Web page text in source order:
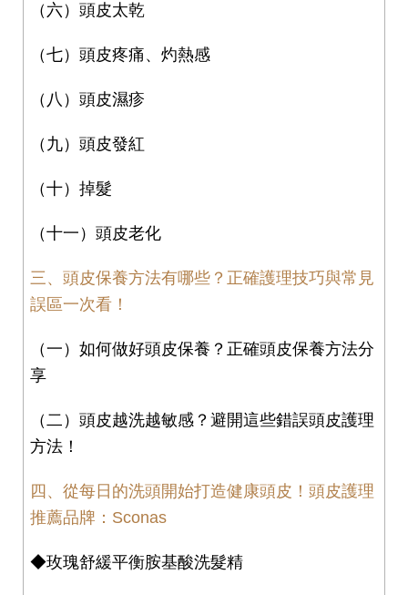
（六）頭皮太乾
（七）頭皮疼痛、灼熱感
（八）頭皮濕疹
（九）頭皮發紅
（十）掉髮
（十一）頭皮老化
三、頭皮保養方法有哪些？正確護理技巧與常見
誤區一次看！
（一）如何做好頭皮保養？正確頭皮保養方法分
享
（二）頭皮越洗越敏感？避開這些錯誤頭皮護理
方法！
四、從每日的洗頭開始打造健康頭皮！頭皮護理
推薦品牌：Sconas
◆玫瑰舒緩平衡胺基酸洗髮精